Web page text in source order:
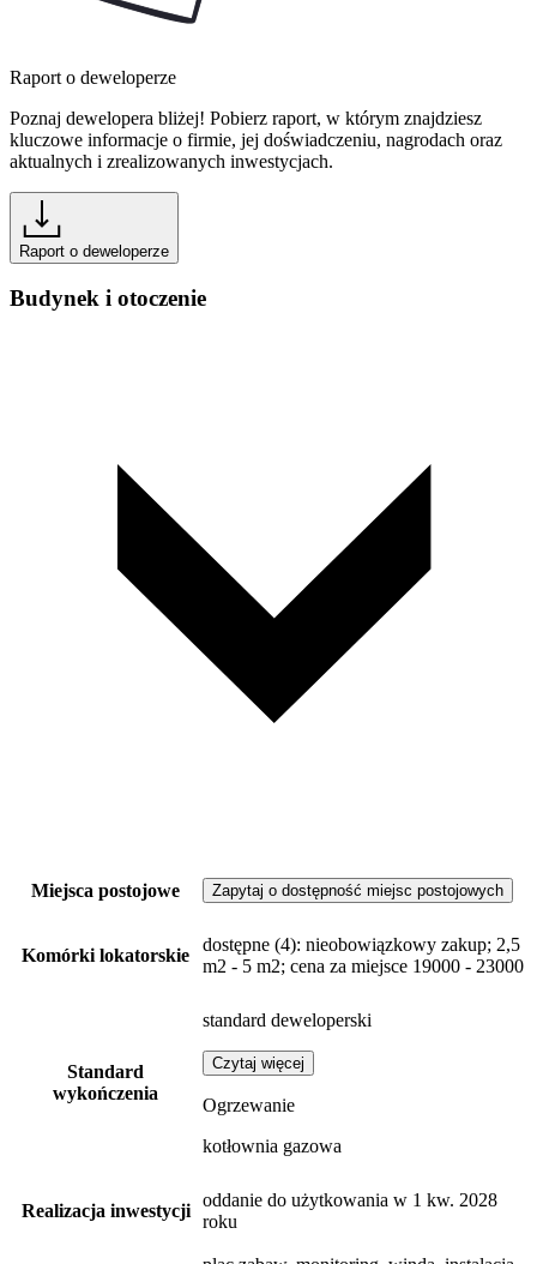
Raport o deweloperze
Poznaj dewelopera bliżej! Pobierz raport, w którym znajdziesz
kluczowe informacje o firmie, jej doświadczeniu, nagrodach oraz
aktualnych i zrealizowanych inwestycjach.
Raport o deweloperze
Budynek i otoczenie
Miejsca postojowe Zapytaj o dostępność miejsc postojowych
Komórki lokatorskie
dostępne (4): nieobowiązkowy zakup; 2,5
m2 - 5 m2; cena za miejsce 19000 - 23000
Standard
wykończenia
standard deweloperski
Czytaj więcej
Ogrzewanie
kotłownia gazowa
Realizacja inwestycji
oddanie do użytkowania w 1 kw. 2028
roku